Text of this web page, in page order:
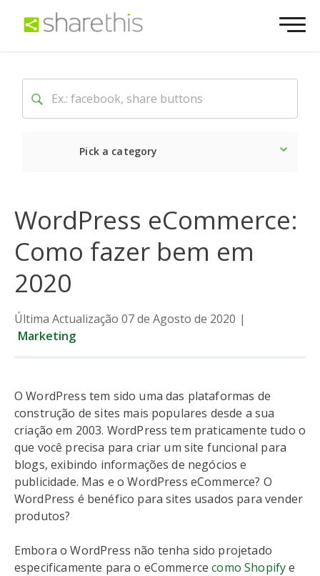
Pick a category
WordPress eCommerce:
Como fazer bem em
2020
Última Actualização 07 de Agosto de 2020 |
Marketing
O WordPress tem sido uma das plataformas de
construção de sites mais populares desde a sua
criação em 2003. WordPress tem praticamente tudo o
que você precisa para criar um site funcional para
blogs, exibindo informações de negócios e
publicidade. Mas e o WordPress eCommerce? O
WordPress é benéfico para sites usados para vender
produtos?
Embora o WordPress não tenha sido projetado
especificamente para o eCommercecomo Shopifye